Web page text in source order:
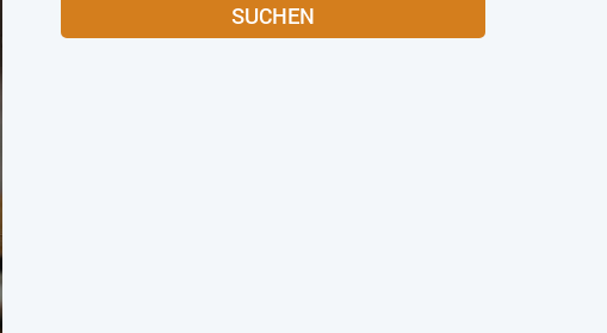
SUCHEN